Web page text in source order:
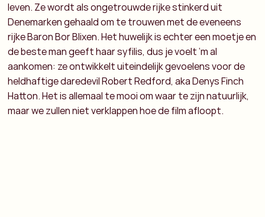
leven. Ze wordt als ongetrouwde rijke stinkerd uit
Denemarken gehaald om te trouwen met de eveneens
rijke Baron Bor Blixen. Het huwelijk is echter een moetje en
de beste man geeft haar syfilis, dus je voelt ‘m al
aankomen: ze ontwikkelt uiteindelijk gevoelens voor de
heldhaftige daredevil Robert Redford, aka Denys Finch
Hatton. Het is allemaal te mooi om waar te zijn natuurlijk,
maar we zullen niet verklappen hoe de film afloopt.